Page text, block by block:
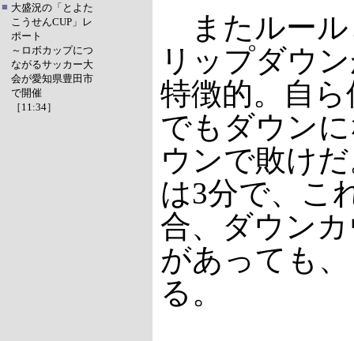
■ 大盛況の「とよた
こうせんCUP」レ
ポート
～ロボカップにつ
ながるサッカー大
会が愛知県豊田市
で開催
［11:34］
またルール
リップダウ
特徴的。自
でもダウン
ウンで敗け
は3分で、こ
合、ダウン
があっても
る。